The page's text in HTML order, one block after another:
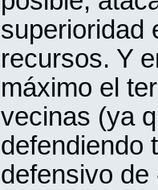
superioridad
recursos. Y
máximo el
vecinas (ya
defendiendo
defensivo de